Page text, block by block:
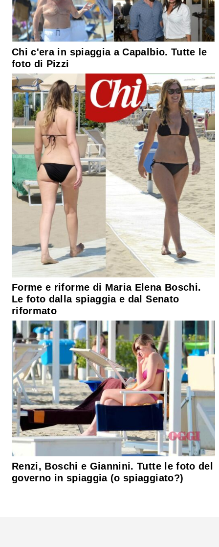
Chi c'era in spiaggia a Capalbio. Tutte le
foto di Pizzi
Forme e riforme di Maria Elena Boschi.
Le foto dalla spiaggia e dal Senato
riformato
Renzi, Boschi e Giannini. Tutte le foto del
governo in spiaggia (o spiaggiato?)